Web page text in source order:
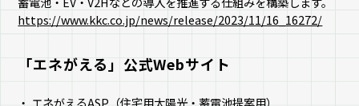
https://www.kkc.co.jp/news/release/2023/11/16_16272/
「エネがえる」公式Webサイト​
エネがえるASP（住宅用太陽光・蓄電池提案用）